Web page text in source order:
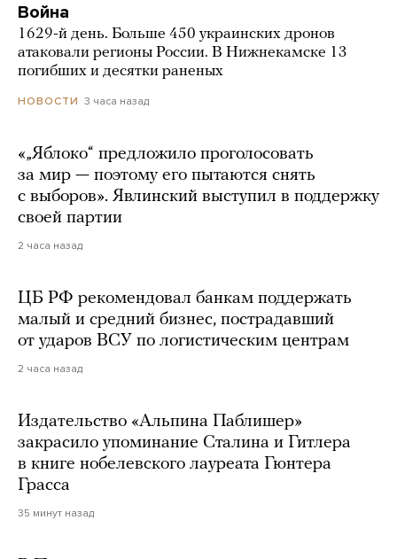
Война
1629-й день. Больше 450 украинских дронов
атаковали регионы России. В Нижнекамске 13
погибших и десятки раненых
НОВОСТИ 3 часа назад
«„Яблоко“ предложило проголосовать
за мир — поэтому его пытаются снять
с выборов». Явлинский выступил в поддержку
своей партии
2 часа назад
ЦБ РФ рекомендовал банкам поддержать
малый и средний бизнес, пострадавший
от ударов ВСУ по логистическим центрам
2 часа назад
Издательство «Альпина Паблишер»
закрасило упоминание Сталина и Гитлера
в книге нобелевского лауреата Гюнтера
Грасса
35 минут назад